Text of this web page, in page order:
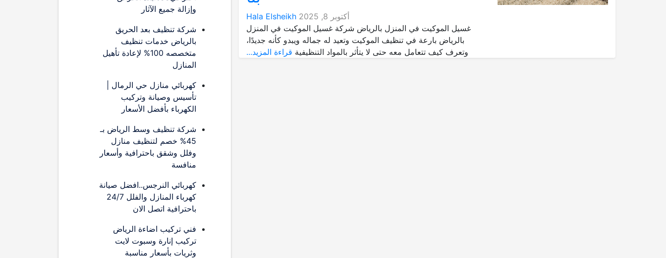
أكتوبر 8, 2025
Hala Elsheikh
غسيل الموكيت في المنزل بالرياض شركة غسيل الموكيت في المنزل
بالرياض بارعة في تنظيف الموكيت وتعيد له جماله ويبدو كأنه جديدًا،
وتعرف كيف تتعامل معه حتى لا يتأثر بالمواد التنظيفية قراءة المزيد...
وإزالة جميع الآثار
شركة تنظيف بعد الحريق
بالرياض خدمات تنظيف
متخصصه 100% لإعادة تأهيل
المنازل
كهربائي منازل حي الرمال |
تأسيس وصيانة وتركيب
الكهرباء بأفضل الأسعار
شركة تنظيف وسط الرياض بـ
45% خصم لتنظيف منازل
وفلل وشقق باحترافية وأسعار
منافسة
كهربائي النرجس..افضل صيانة
كهرباء المنازل والفلل 24/7
باحترافية اتصل الان
فني تركيب اضاءة الرياض
تركيب إنارة وسبوت لايت
وثريات بأسعار مناسبة